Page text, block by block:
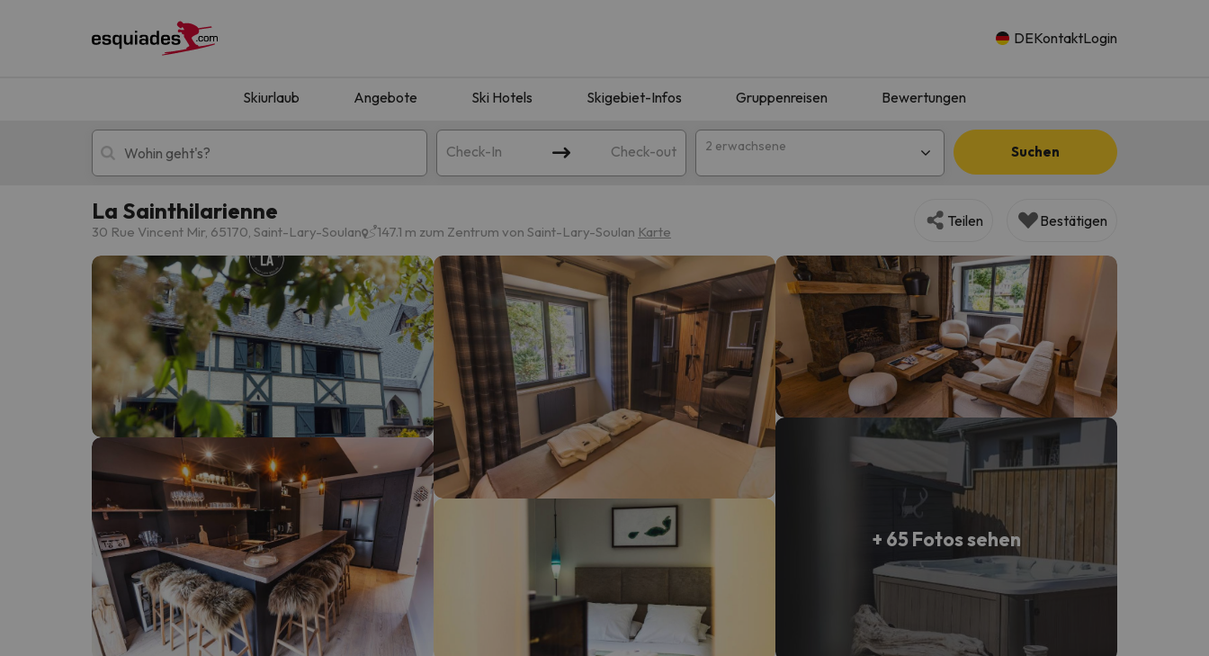
DEKontaktLogin
Skiurlaub Angebote Ski Hotels Skigebiet-Infos Gruppenreisen Bewertungen
Check-In Check-out 2 erwachsene Suchen
Skiurlaub Berghotels
Oops, wir haben keine Ergebnisse gefunden, die Ihrer Suche entsprechen. Versuchen Sie, das Ziel zu ändern.
Es sieht so aus, als hätte sich unser Sucher verirrt. Sobald er seinen Kompass gefunden hat, wird er zurück sein.
La Sainthilarienne
30 Rue Vincent Mir, 65170, Saint-Lary-Soulan 147.1 m zum Zentrum von Saint-Lary-Soulan Karte
Teilen Bestätigen
+ 65 Fotos sehen